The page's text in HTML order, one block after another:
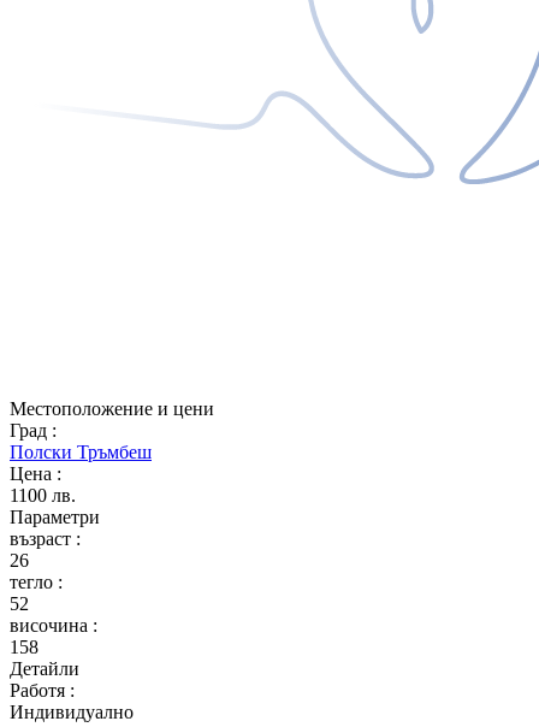
Местоположение и цени
Град :
Полски Тръмбеш
Цена :
1100 лв.
Параметри
възраст :
26
тегло :
52
височина :
158
Детайли
Работя :
Индивидуално